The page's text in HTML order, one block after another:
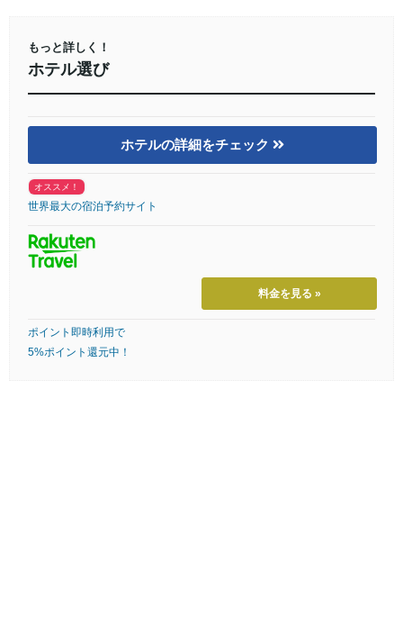
もっと詳しく！
ホテル選び
ホテルの詳細をチェック
オススメ！
世界最大の宿泊予約サイト
料金を見る »
ポイント即時利用で
5%ポイント還元中！